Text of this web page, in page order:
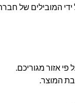
המובילים של
המוצר.